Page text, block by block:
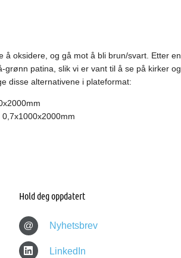
å oksidere, og gå mot å bli brun/svart. Etter en
patina, slik vi er vant til å se på kirker og
disse alternativene i plateformat:
Hold deg oppdatert
@ Nyhetsbrev
LinkedIn